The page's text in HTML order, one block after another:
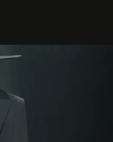
para muitos
de missão na vida e